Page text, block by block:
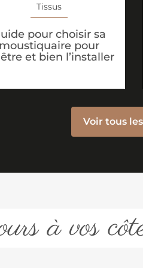
Tissus
pour choisir sa
moustiquaire pour
et bien l’installer
Voir tous
à vos